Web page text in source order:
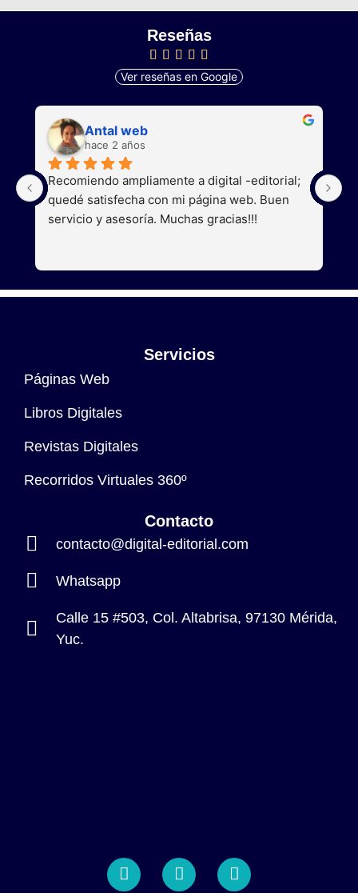
Reseñas
Ver reseñas en Google
Antal web
hace 2 años
Recomiendo ampliamente a digital -editorial;
quedé satisfecha con mi página web. Buen
servicio y asesoría. Muchas gracias!!!
Servicios
Páginas Web
Libros Digitales
Revistas Digitales
Recorridos Virtuales 360º
Contacto
contacto@digital-editorial.com
Whatsapp
Calle 15 #503, Col. Altabrisa, 97130 Mérida,
Yuc.